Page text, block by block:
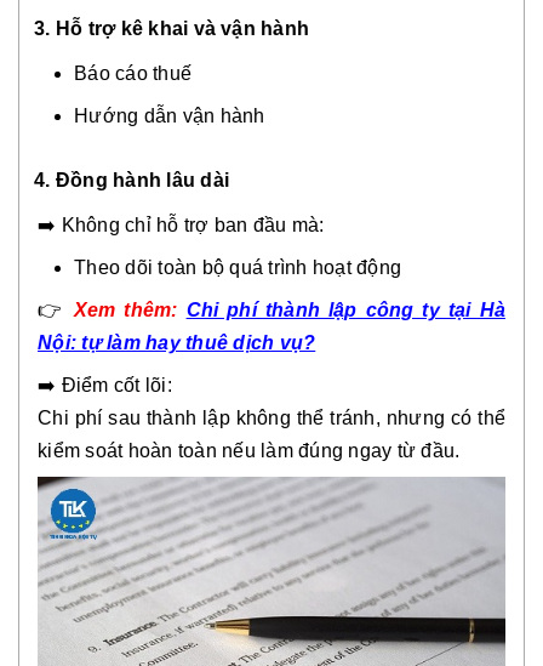
3. Hỗ trợ kê khai và vận hành
Báo cáo thuế
Hướng dẫn vận hành
4. Đồng hành lâu dài
➡️ Không chỉ hỗ trợ ban đầu mà:
Theo dõi toàn bộ quá trình hoạt động
👉 Xem thêm: Chi phí thành lập công ty tại Hà
Nội: tự làm hay thuê dịch vụ?
➡️ Điểm cốt lõi:
Chi phí sau thành lập không thể tránh, nhưng có thể
kiểm soát hoàn toàn nếu làm đúng ngay từ đầu.